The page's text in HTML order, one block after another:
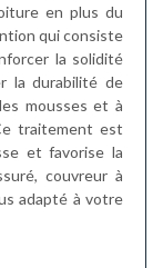
en plus du
qui consiste
la solidité
la durabilité de
mousses et à
traitement est
et favorise la
couvreur à
adapté à votre